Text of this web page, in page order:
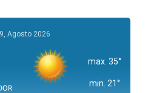
Agosto 2026
max. 35°
min. 21°